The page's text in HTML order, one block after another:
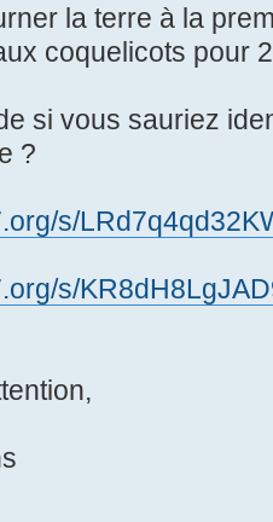
la terre à la
coquelicots pour
si vous sauriez
?
s/
s/